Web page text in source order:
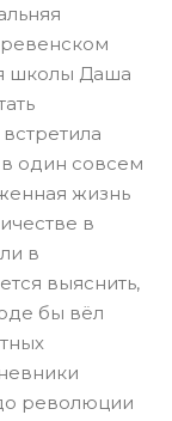
школы Даша
один совсем
жизнь
в
в
выяснить,
бы вёл
революции